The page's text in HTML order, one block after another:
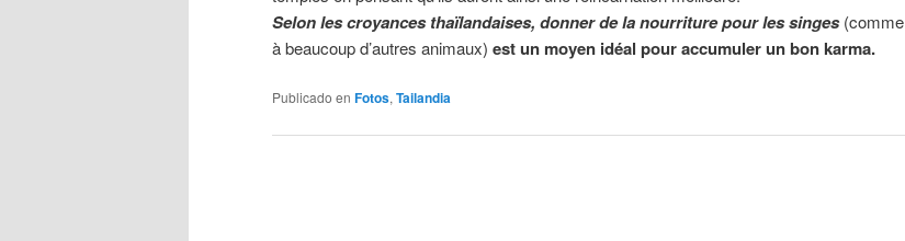
Selon les croyances thaïlandaises, donner de la nourriture pour les singes(comme
à beaucoup d’autres animaux) est un moyen idéal pour accumuler un bon karma.
Publicado en Fotos,Tailandia